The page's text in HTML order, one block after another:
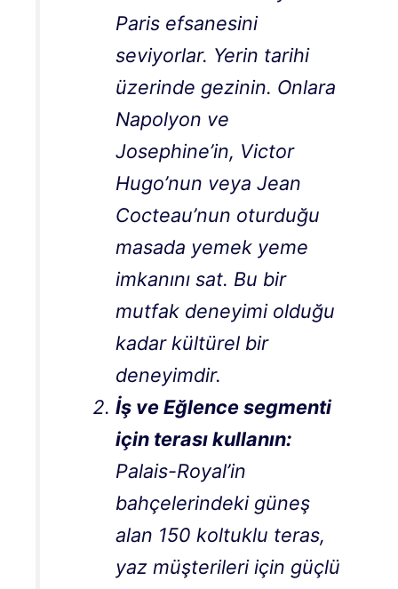
Paris efsanesini
seviyorlar. Yerin tarihi
üzerinde gezinin. Onlara
Napolyon ve
Josephine’in, Victor
Hugo’nun veya Jean
Cocteau’nun oturduğu
masada yemek yeme
imkanını sat. Bu bir
mutfak deneyimi olduğu
kadar kültürel bir
deneyimdir.
İş ve Eğlence segmenti
için terası kullanın:
Palais-Royal’in
bahçelerindeki güneş
alan 150 koltuklu teras,
yaz müşterileri için güçlü